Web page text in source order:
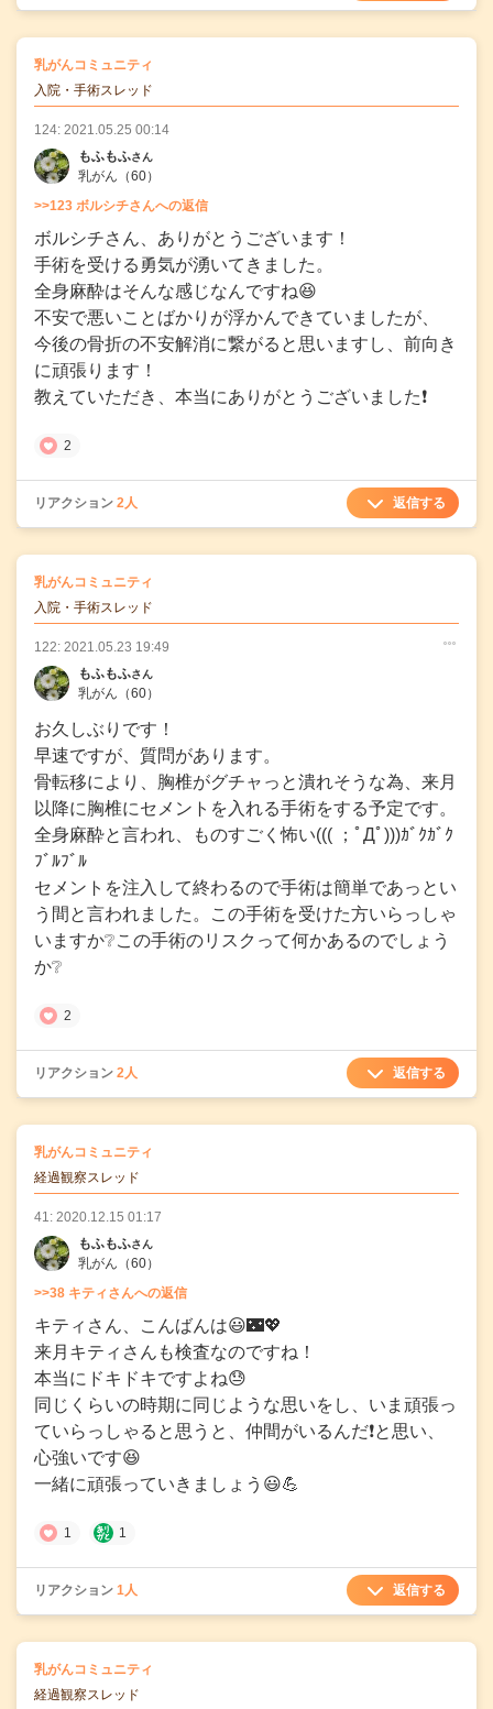
乳がんコミュニティ
入院・手術スレッド
124: 2021.05.25 00:14
もふもふさん
乳がん （60）
>>123 ボルシチさんへの返信
ボルシチさん、ありがとうございます！
手術を受ける勇気が湧いてきました。
全身麻酔はそんな感じなんですね😆
不安で悪いことばかりが浮かんできていましたが、
今後の骨折の不安解消に繋がると思いますし、前向き
に頑張ります！
教えていただき、本当にありがとうございました❗
2
リアクション 2人 返信する
乳がんコミュニティ
入院・手術スレッド
○ ○ ○
122: 2021.05.23 19:49
もふもふさん
乳がん （60）
お久しぶりです！
早速ですが、質問があります。
骨転移により、胸椎がグチャっと潰れそうな為、来月
以降に胸椎にセメントを入れる手術をする予定です。
全身麻酔と言われ、ものすごく怖い((( ；ﾟДﾟ)))ｶﾞｸｶﾞｸ
ﾌﾞﾙﾌﾞﾙ
セメントを注入して終わるので手術は簡単であっとい
う間と言われました。この手術を受けた方いらっしゃ
いますか❔この手術のリスクって何かあるのでしょう
か❔
2
リアクション 2人 返信する
乳がんコミュニティ
経過観察スレッド
41: 2020.12.15 01:17
もふもふさん
乳がん （60）
>>38 キティさんへの返信
キティさん、こんばんは😃🌃💖
来月キティさんも検査なのですね！
本当にドキドキですよね😓
同じくらいの時期に同じような思いをし、いま頑張っ
ていらっしゃると思うと、仲間がいるんだ❗と思い、
心強いです😆
一緒に頑張っていきましょう😃💪
1 1
リアクション 1人 返信する
乳がんコミュニティ
経過観察スレッド